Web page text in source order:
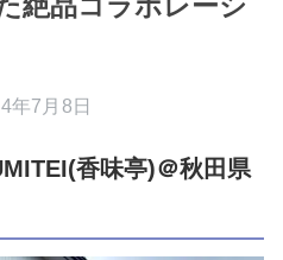
年7月8日
香味亭)＠秋田県